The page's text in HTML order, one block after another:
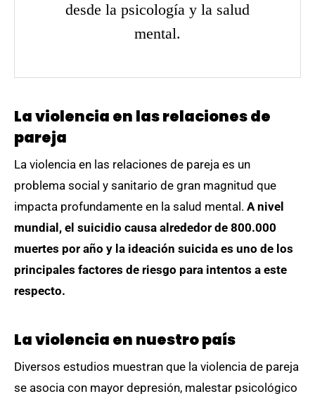
desde la psicología y la salud
mental.
La violencia en las relaciones de
pareja
La violencia en las relaciones de pareja es un
problema social y sanitario de gran magnitud que
impacta profundamente en la salud mental. A nivel
mundial, el suicidio causa alrededor de 800.000
muertes por año y la ideación suicida es uno de los
principales factores de riesgo para intentos a este
respecto.
La violencia en nuestro país
Diversos estudios muestran que la violencia de pareja
se asocia con mayor depresión, malestar psicológico